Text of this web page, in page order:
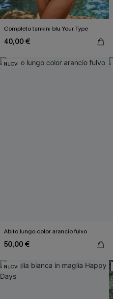
Completo tankini blu Your Type
40,00 €
NUOVI
Abito lungo color arancio fulvo
50,00 €
NUOVI